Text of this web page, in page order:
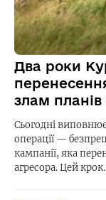
Два роки
злам
Сьогодні
операції —
кампанії, яка
агресора. Цей